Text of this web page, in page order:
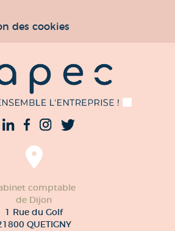
des cookies
comptable
de Dijon
1 Rue du Golf
QUETIGNY